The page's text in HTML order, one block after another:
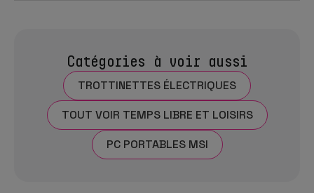
Catégories à voir aussi
TROTTINETTES ÉLECTRIQUES
TOUT VOIR TEMPS LIBRE ET LOISIRS
PC PORTABLES MSI